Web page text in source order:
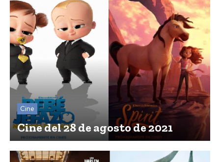
Cine
Cine del 28 de agosto de 2021